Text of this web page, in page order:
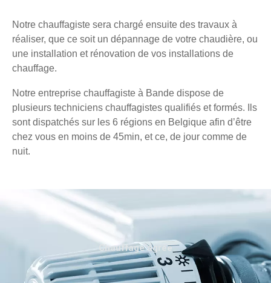
Notre chauffagiste sera chargé ensuite des travaux à
réaliser, que ce soit un dépannage de votre chaudière, ou
une installation et rénovation de vos installations de
chauffage.
Notre entreprise chauffagiste à Bande dispose de
plusieurs techniciens chauffagistes qualifiés et formés. Ils
sont dispatchés sur les 6 régions en Belgique afin d’être
chez vous en moins de 45min, et ce, de jour comme de
nuit.
Chauffage agréé